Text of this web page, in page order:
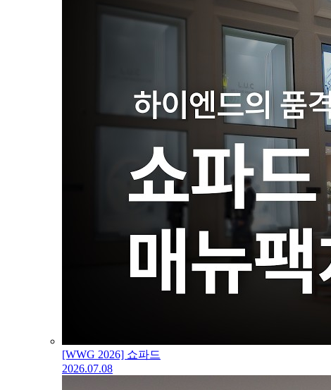
[WWG 2026] 쇼파드
2026.07.08